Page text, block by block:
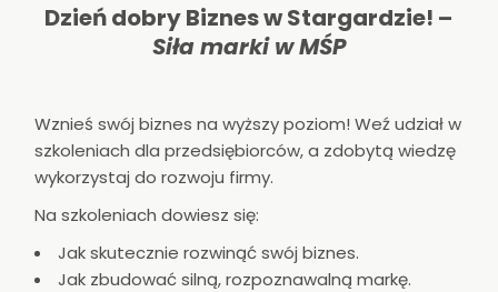
Dzień dobry Biznes w Stargardzie! –
Siła marki w MŚP
Wznieś swój biznes na wyższy poziom! Weź udział w
szkoleniach dla przedsiębiorców, a zdobytą wiedzę
wykorzystaj do rozwoju firmy.
Na szkoleniach dowiesz się:
Jak skutecznie rozwinąć swój biznes.
Jak zbudować silną, rozpoznawalną markę.